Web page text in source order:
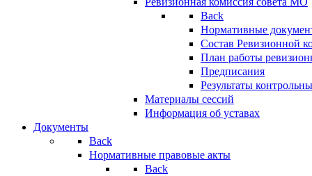
Back
Нормативные
Состав Ревизионной
План работы
Предписания
Результаты
Материалы сессий
Информация об уставах
Документы
Back
Нормативные правовые акты
Back